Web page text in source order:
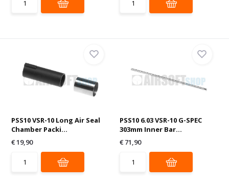
PSS10 VSR-10 Long Air Seal
Chamber Packi...
€ 19,90
PSS10 6.03 VSR-10 G-SPEC
303mm Inner Bar...
€ 71,90